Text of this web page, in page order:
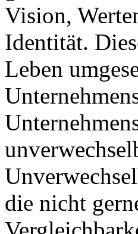
Vision,
Identität.
Leben
die nicht